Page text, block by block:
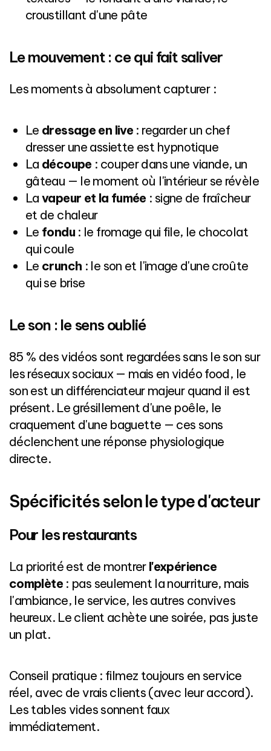
croustillant d'une pâte
Le mouvement : ce qui fait saliver
Les moments à absolument capturer :
Le dressage en live : regarder un chef
dresser une assiette est hypnotique
La découpe : couper dans une viande, un
gâteau — le moment où l'intérieur se révèle
Lavapeur et la fumée : signe de fraîcheur
et de chaleur
Le fondu: le fromage qui file, le chocolat
qui coule
Le crunch : le son et l'image d'une croûte
qui se brise
Le son : le sens oublié
85 % des vidéos sont regardées sans le son sur
les réseaux sociaux — mais en vidéo food, le
son est un différenciateur majeur quand il est
présent. Le grésillement d'une poêle, le
craquement d'une baguette — ces sons
déclenchent une réponse physiologique
directe.
Spécificités selon le type d'acteur
Pour les restaurants
La priorité est de montrer l'expérience
complète: pas seulement la nourriture, mais
l'ambiance, le service, les autres convives
heureux. Le client achète une soirée, pas juste
un plat.
Conseil pratique : filmez toujours en service
réel, avec de vrais clients (avec leur accord).
Les tables vides sonnent faux
immédiatement.